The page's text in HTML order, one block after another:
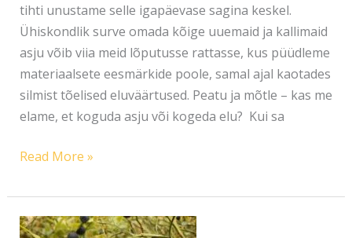
tihti unustame selle igapäevase sagina keskel.
Ühiskondlik surve omada kõige uuemaid ja kallimaid
asju võib viia meid lõputusse rattasse, kus püüdleme
materiaalsete eesmärkide poole, samal ajal kaotades
silmist tõelised eluväärtused. Peatu ja mõtle – kas me
elame, et koguda asju või kogeda elu? Kui sa
Read More »
MUSTIKA